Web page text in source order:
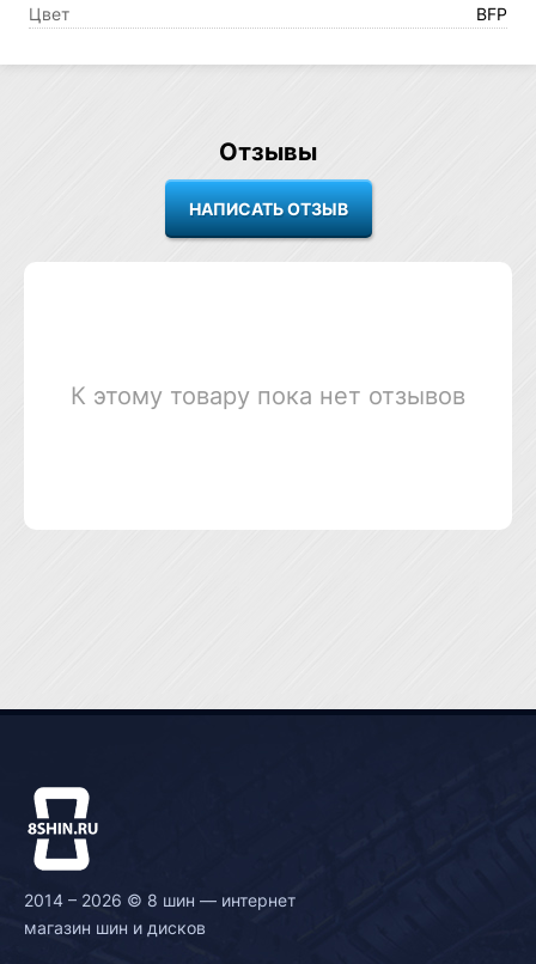
Цвет BFP
Отзывы
К этому товару пока нет отзывов
2014 – 2026 © 8 шин — интернет
магазин шин и дисков